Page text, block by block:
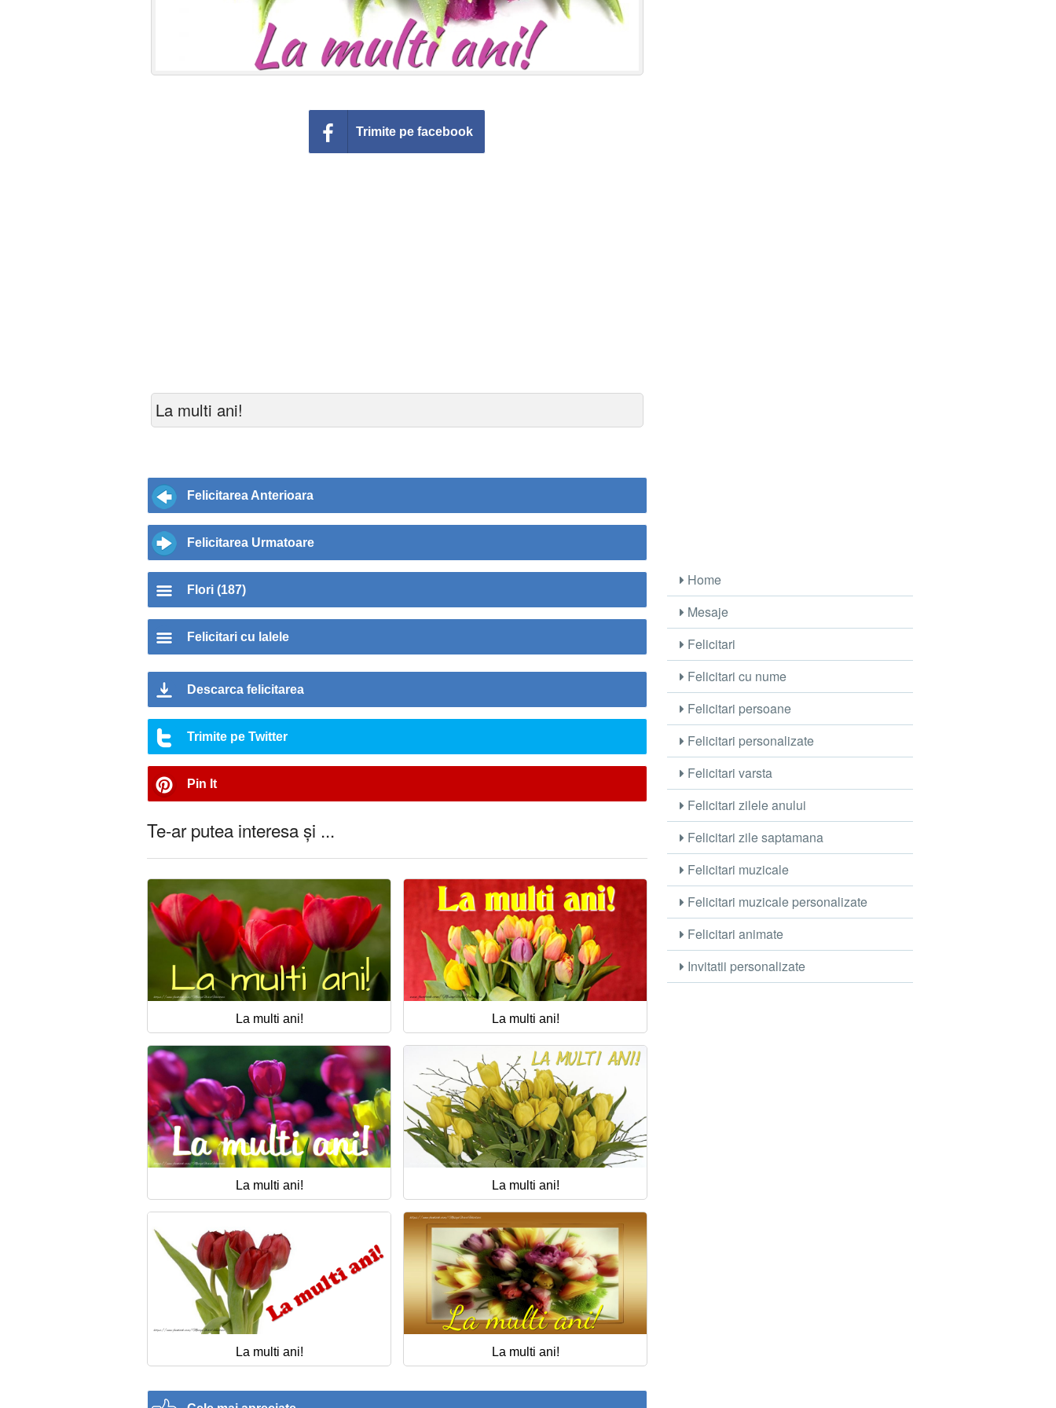
Trimite pe facebook
La multi ani!
Felicitarea Anterioara
Felicitarea Urmatoare
Flori (187)
Felicitari cu lalele
Descarca felicitarea
Trimite pe Twitter
Pin It
Te-ar putea interesa și ...
La multi ani! La multi ani!
La multi ani! La multi ani!
La multi ani! La multi ani!
Home
Mesaje
Felicitari
Felicitari cu nume
Felicitari persoane
Felicitari personalizate
Felicitari varsta
Felicitari zilele anului
Felicitari zile saptamana
Felicitari muzicale
Felicitari muzicale personalizate
Felicitari animate
Invitatii personalizate